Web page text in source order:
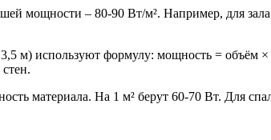
мощности – 80-90 Вт/м². Например, для
м) используют формулу: мощность = объём
материала. На 1 м² берут 60-70 Вт. Для